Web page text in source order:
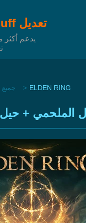
GameBuff تعديل
جميع ELDEN RING